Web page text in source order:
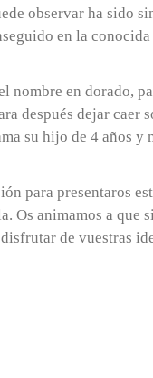
observar ha sido
en la conocida
en dorado,
después dejar caer
su hijo de 4 años y
para presentaros
Os animamos a que
de vuestras